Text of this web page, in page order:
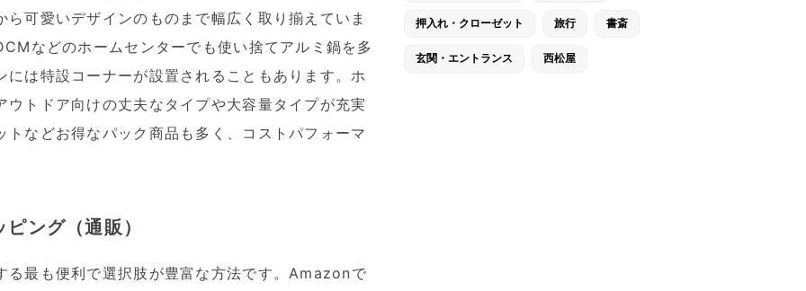
可愛いデザインのものまで幅広く取り揃えていま
などのホームセンターでも使い捨てアルミ鍋を多
は特設コーナーが設置されることもあります。ホ
トドア向けの丈夫なタイプや大容量タイプが充実
などお得なパック商品も多く、コストパフォーマ
ング（通販）
る最も便利で選択肢が豊富な方法です。Amazonで
押入れ・クローゼット 旅行 書斎
玄関・エントランス 西松屋